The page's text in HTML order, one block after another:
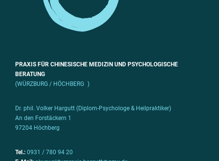
PRAXIS FÜR CHINESISCHE MEDIZIN UND PSYCHOLOGISCHE
BERATUNG
(WÜRZBURG / HÖCHBERG )
Dr. phil. Volker Hargutt (Diplom-Psychologe & Heilpraktiker)
An den Forstäckern 1
97204 Höchberg
Tel.: 0931 / 780 94 20